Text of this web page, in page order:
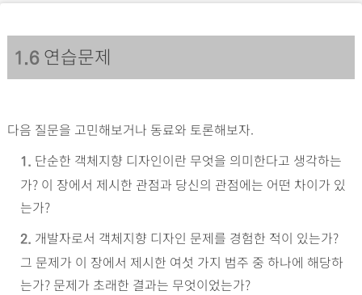
o
u
s
1 .6연습문제
다음 질문을 고민해보거나 동료와 토론해보자.
1. 단순한 객체지향 디자인이란 무엇을 의미한다고 생각하는
가? 이 장에서 제시한 관점과 당신의 관점에는 어떤 차이가 있
는가?
2. 개발자로서 객체지향 디자인 문제를 경험한 적이 있는가?
그 문제가 이 장에서 제시한 여섯 가지 범주 중 하나에 해당하
는가? 문제가 초래한 결과는 무엇이었는가?